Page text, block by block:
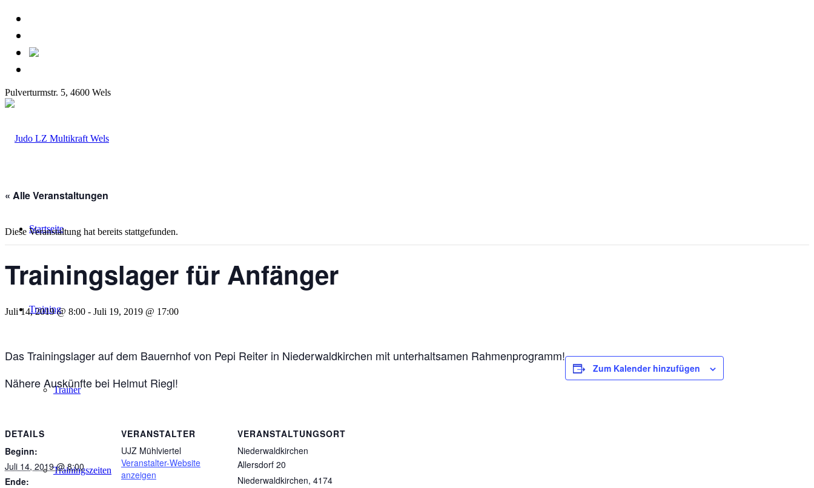
Pulverturmstr. 5, 4600 Wels
Startseite
Training
Trainer
Trainingszeiten
« Alle Veranstaltungen
Diese Veranstaltung hat bereits stattgefunden.
Trainingslager für Anfänger
Juli 14, 2019 @ 8:00 - Juli 19, 2019 @ 17:00
Das Trainingslager auf dem Bauernhof von Pepi Reiter in Niederwaldkirchen mit unterhaltsamen Rahmenprogramm!
Nähere Auskünfte bei Helmut Riegl!
Zum Kalender hinzufügen
DETAILS
Beginn:
Juli 14, 2019 @ 8:00
Ende:
VERANSTALTER
UJZ Mühlviertel
Veranstalter-Website
anzeigen
VERANSTALTUNGSORT
Niederwaldkirchen
Allersdorf 20
Niederwaldkirchen, 4174